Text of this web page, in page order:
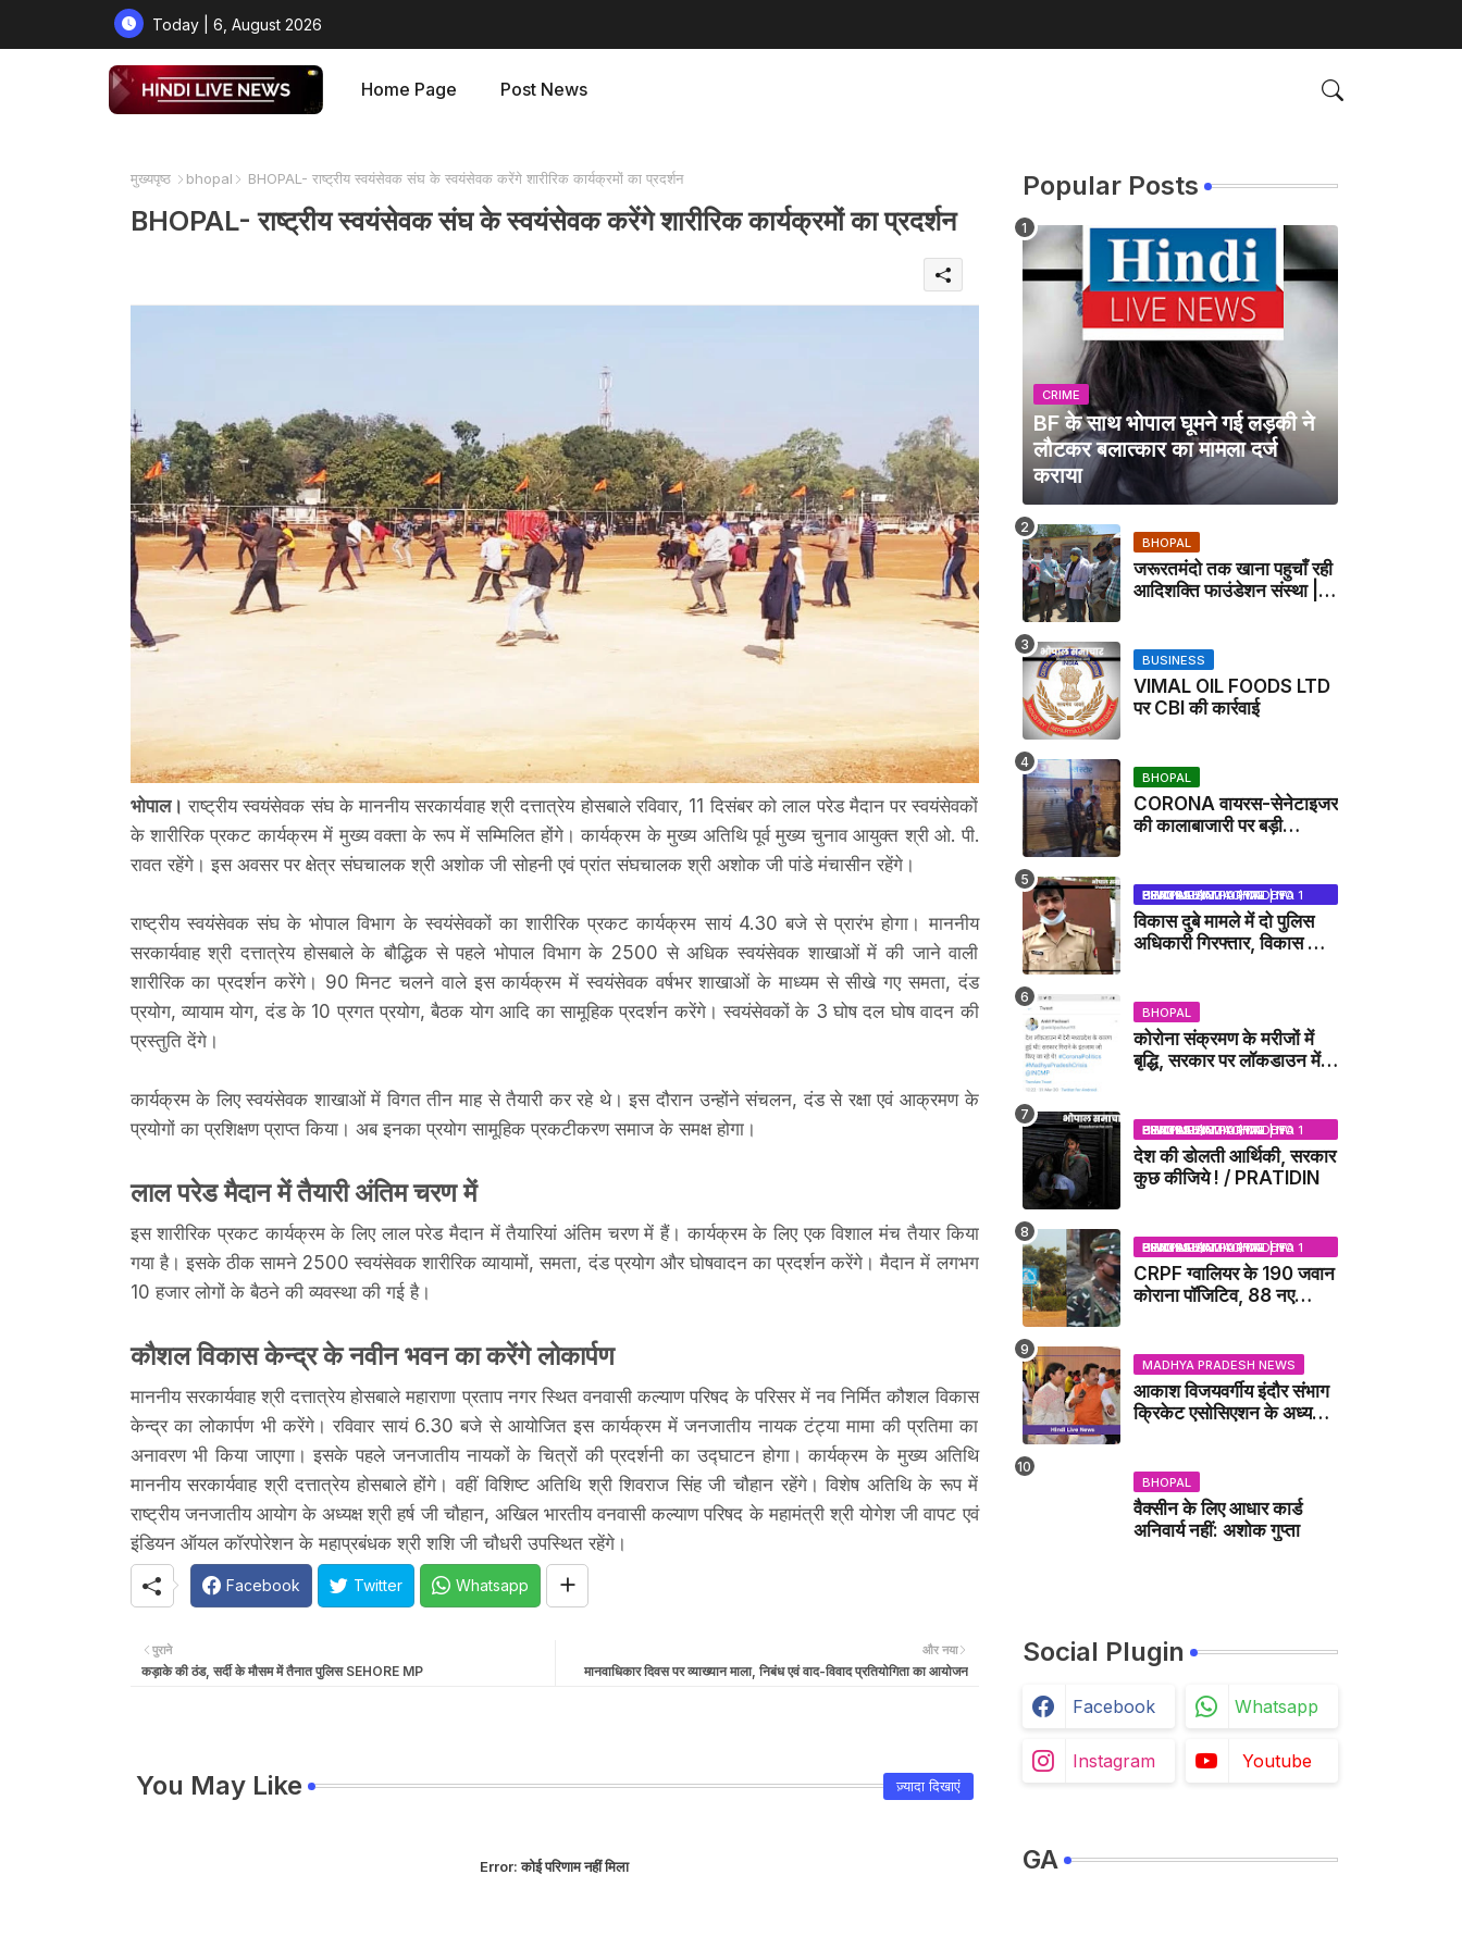
Today | 6, August 2026
Home Page Post News
मुख्यपृष्ठ bhopal BHOPAL- राष्ट्रीय स्वयंसेवक संघ के स्‍वयंसेवक करेंगे शारीरिक कार्यक्रमों का प्रदर्शन
BHOPAL- राष्ट्रीय स्वयंसेवक संघ के स्‍वयंसेवक करेंगे शारीरिक कार्यक्रमों का प्रदर्शन
भोपाल। राष्ट्रीय स्वयंसेवक संघ के माननीय सरकार्यवाह श्री दत्तात्रेय होसबाले रविवार, 11 दिसंबर को लाल परेड मैदान पर स्वयंसेवकों
के शारीरिक प्रकट कार्यक्रम में मुख्य वक्ता के रूप में सम्मिलित होंगे। कार्यक्रम के मुख्य अतिथि पूर्व मुख्य चुनाव आयुक्त श्री ओ. पी.
रावत रहेंगे। इस अवसर पर क्षेत्र संघचालक श्री अशोक जी सोहनी एवं प्रांत संघचालक श्री अशोक जी पांडे मंचासीन रहेंगे।
राष्ट्रीय स्वयंसेवक संघ के भोपाल विभाग के स्वयंसेवकों का शारीरिक प्रकट कार्यक्रम सायं 4.30 बजे से प्रारंभ होगा। माननीय
सरकार्यवाह श्री दत्तात्रेय होसबाले के बौद्धिक से पहले भोपाल विभाग के 2500 से अधिक स्वयंसेवक शाखाओं में की जाने वाली
शारीरिक का प्रदर्शन करेंगे। 90 मिनट चलने वाले इस कार्यक्रम में स्वयंसेवक वर्षभर शाखाओं के माध्‍यम से सीखे गए समता, दंड
प्रयोग, व्यायाम योग, दंड के 10 प्रगत प्रयोग, बैठक योग आदि का सामूहिक प्रदर्शन करेंगे। स्वयंसेवकों के 3 घोष दल घोष वादन की
प्रस्तुति देंगे।
कार्यक्रम के लिए स्वयंसेवक शाखाओं में विगत तीन माह से तैयारी कर रहे थे। इस दौरान उन्‍होंने संचलन, दंड से रक्षा एवं आक्रमण के
प्रयोगों का प्रशिक्षण प्राप्‍त किया। अब इनका प्रयोग सामूहिक प्रकटीकरण समाज के समक्ष होगा।
लाल परेड मैदान में तैयारी अंतिम चरण में
इस शारीरिक प्रकट कार्यक्रम के लिए लाल परेड मैदान में तैयारियां अंतिम चरण में हैं। कार्यक्रम के लिए एक विशाल मंच तैयार किया
गया है। इसके ठीक सामने 2500 स्‍वयंसेवक शारीरिक व्‍यायामों, समता, दंड प्रयोग और घोषवादन का प्रदर्शन करेंगे। मैदान में लगभग
10 हजार लोगों के बैठने की व्‍यवस्‍था की गई है।
कौशल विकास केन्‍द्र के नवीन भवन का करेंगे लोकार्पण
माननीय सरकार्यवाह श्री दत्तात्रेय होसबाले महाराणा प्रताप नगर स्थित वनवासी कल्‍याण परिषद के परिसर में नव निर्मित कौशल विकास
केन्‍द्र का लोकार्पण भी करेंगे। रविवार सायं 6.30 बजे से आयोजित इस कार्यक्रम में जनजातीय नायक टंट्या मामा की प्रतिमा का
अनावरण भी किया जाएगा। इसके पहले जनजातीय नायकों के चित्रों की प्रदर्शनी का उद्घाटन होगा। कार्यक्रम के मुख्‍य अतिथि
माननीय सरकार्यवाह श्री दत्तात्रेय होसबाले होंगे। वहीं विशिष्‍ट अतिथि श्री शिवराज सिंह जी चौहान रहेंगे। विशेष अतिथि के रूप में
राष्‍ट्रीय जनजातीय आयोग के अध्‍यक्ष श्री हर्ष जी चौहान, अखिल भारतीय वनवासी कल्‍याण परिषद के महामंत्री श्री योगेश जी वापट एवं
इंडियन ऑयल कॉरपोरेशन के महाप्रबंधक श्री शशि जी चौधरी उपस्थित रहेंगे।
Facebook Twitter Whatsapp
और नया
मानवाधिकार दिवस पर व्याख्यान माला, निबंध एवं वाद-विवाद प्रतियोगिता का आयोजन
पुराने
कड़ाके की ठंड, सर्दी के मौसम में तैनात पुलिस SEHORE MP
You May Like ज़्यादा दिखाएं
Error:कोई परिणाम नहीं मिला
Popular Posts
CRIME
BF के साथ भोपाल घूमने गई लड़की ने
लौटकर बलात्कार का मामला दर्ज
कराया
BHOPAL
जरूरतमंदो तक खाना पहुचाँ रही
आदिशक्ति फाउंडेशन संस्था |
BUSINESS
VIMAL OIL FOODS LTD
पर CBI की कार्रवाई
BHOPAL
CORONA वायरस-सेनेटाइजर
की कालाबाजारी पर बड़ी
BHOPAL SAMACHAR | NO 1 HINDI NEWS PORTAL OF CENTRAL INDIA (MADHYA PRADESH)
विकास दुबे मामले में दो पुलिस
अधिकारी गिरफ्तार, विकास की
BHOPAL
कोरोना संक्रमण के मरीजों में
बृद्धि, सरकार पर लॉकडाउन में
BHOPAL SAMACHAR | NO 1 HINDI NEWS PORTAL OF CENTRAL INDIA (MADHYA PRADESH)
देश की डोलती आर्थिकी, सरकार
कुछ कीजिये ! / PRATIDIN
BHOPAL SAMACHAR | NO 1 HINDI NEWS PORTAL OF CENTRAL INDIA (MADHYA PRADESH)
CRPF ग्वालियर के 190 जवान
कोराना पॉजिटिव, 88 नए
MADHYA PRADESH NEWS
आकाश विजयवर्गीय इंदौर संभाग
क्रिकेट एसोसिएशन के अध्यक्ष
BHOPAL
वैक्सीन के लिए आधार कार्ड
अनिवार्य नहीं: अशोक गुप्ता
Social Plugin
Facebook Whatsapp
Instagram Youtube
GA